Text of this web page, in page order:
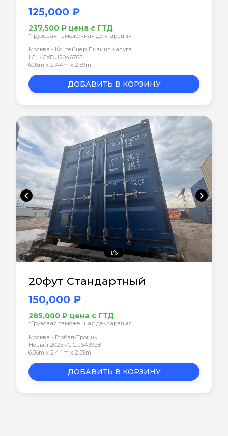
125,000 ₽
237,500 ₽ цена с ГТД
*Грузовая таможенная декларация
Москва - Контейнер Лизинг Калуга
IICL • CXDU2046763
6.06m x 2.44m x 2.59m
ДОБАВИТЬ В КОРЗИНУ
chevron_left chevron_right
1/6
20фут Стандартный
150,000 ₽
285,000 ₽ цена с ГТД
*Грузовая таможенная декларация
Москва - Глобал-Троицк
Новый 2025 • CICU6439281
6.06m x 2.44m x 2.59m
ДОБАВИТЬ В КОРЗИНУ